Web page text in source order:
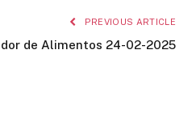
PREVIOUS ARTICLE
de Alimentos 24-02-2025